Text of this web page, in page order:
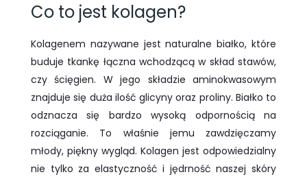
Co to jest kolagen?
Kolagenem nazywane jest naturalne białko, które
buduje tkankę łączna wchodzącą w skład stawów,
czy ścięgien. W jego składzie aminokwasowym
znajduje się duża ilość glicyny oraz proliny. Białko to
odznacza się bardzo wysoką odpornością na
rozciąganie. To właśnie jemu zawdzięczamy
młody, piękny wygląd. Kolagen jest odpowiedzialny
nie tylko za elastyczność i jędrność naszej skóry